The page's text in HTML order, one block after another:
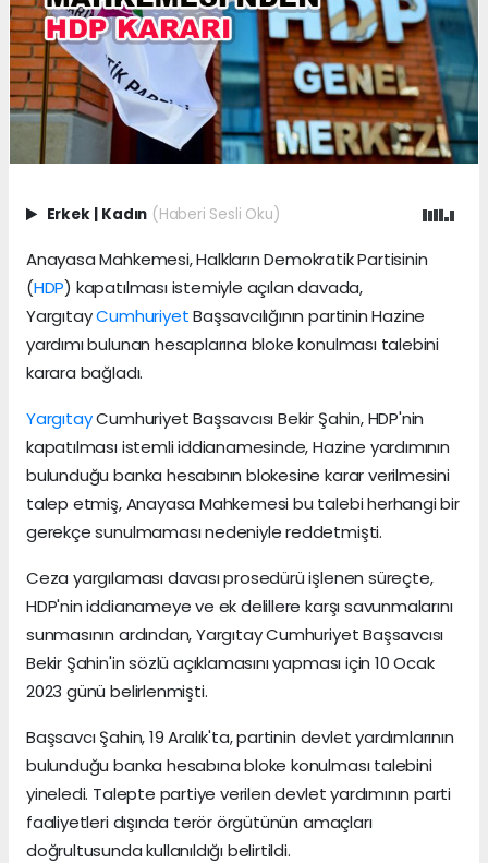
Erkek | Kadın (Haberi Sesli Oku)
Anayasa Mahkemesi, Halkların Demokratik Partisinin
(HDP) kapatılması istemiyle açılan davada,
YargıtayCumhuriyetBaşsavcılığının partinin Hazine
yardımı bulunan hesaplarına bloke konulması talebini
karara bağladı.
YargıtayCumhuriyet Başsavcısı Bekir Şahin, HDP'nin
kapatılması istemli iddianamesinde, Hazine yardımının
bulunduğu banka hesabının blokesine karar verilmesini
talep etmiş, Anayasa Mahkemesi bu talebi herhangi bir
gerekçe sunulmaması nedeniyle reddetmişti.
Ceza yargılaması davası prosedürü işlenen süreçte,
HDP'nin iddianameye ve ek delillere karşı savunmalarını
sunmasının ardından, Yargıtay Cumhuriyet Başsavcısı
Bekir Şahin'in sözlü açıklamasını yapması için 10 Ocak
2023 günü belirlenmişti.
Başsavcı Şahin, 19 Aralık'ta, partinin devlet yardımlarının
bulunduğu banka hesabına bloke konulması talebini
yineledi. Talepte partiye verilen devlet yardımının parti
faaliyetleri dışında terör örgütünün amaçları
doğrultusunda kullanıldığı belirtildi.